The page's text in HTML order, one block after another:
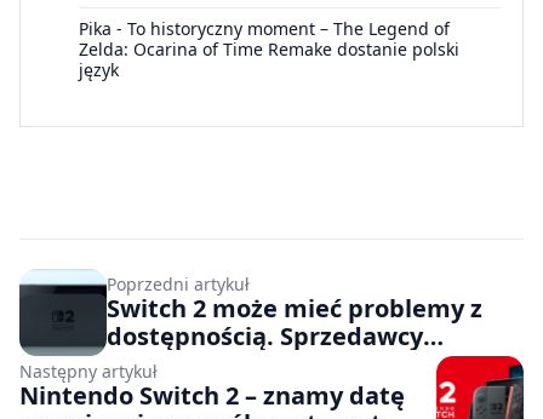
Pika - To historyczny moment – The Legend of
Zelda: Ocarina of Time Remake dostanie polski
język
Poprzedni artykuł
Switch 2 może mieć problemy z
dostępnością. Sprzedawcy
spodziewają się braków w
magazynach już pierwszego dnia
Następny artykuł
Nintendo Switch 2 – znamy datę